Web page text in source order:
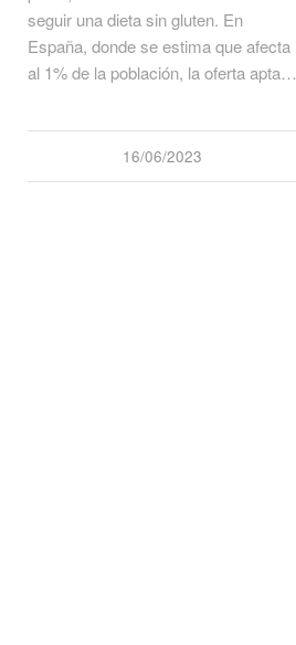
seguir una dieta sin gluten. En
España, donde se estima que afecta
al 1% de la población, la oferta apta…
16/06/2023